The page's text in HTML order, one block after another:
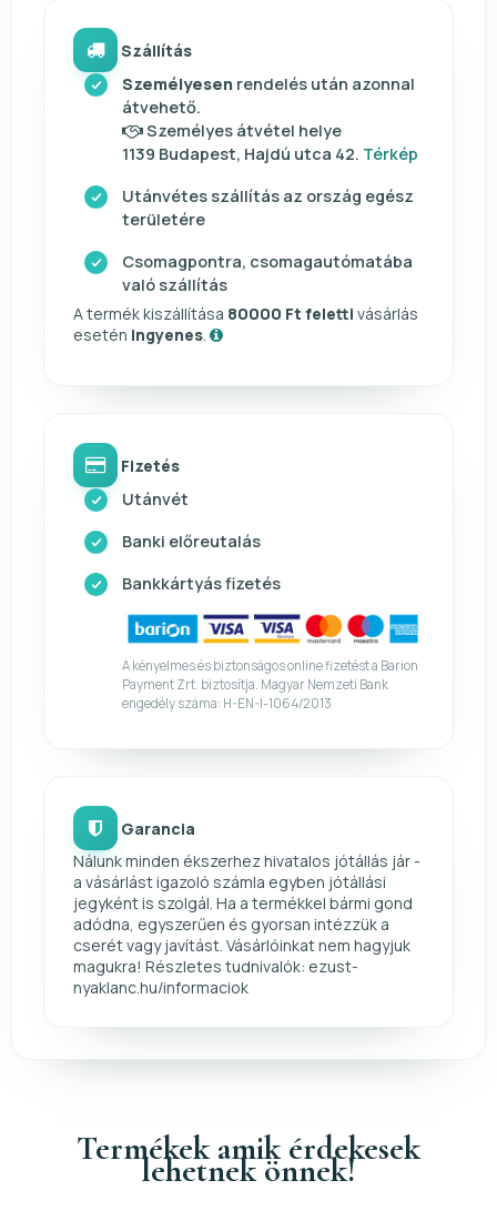
Szállítás
Személyesen rendelés után azonnal
átvehető.
Személyes átvétel helye
1139 Budapest, Hajdú utca 42. Térkép
Utánvétes szállítás az ország egész
területére
Csomagpontra, csomagautómatába
való szállítás
A termék kiszállítása 80000 Ft feletti vásárlás
esetén ingyenes
Fizetés
Utánvét
Banki előreutalás
Bankkártyás fizetés
A kényelmes és biztonságos online fizetést a Barion
Payment Zrt. biztosítja. Magyar Nemzeti Bank
engedély száma: H-EN-I-1064/2013
Garancia
Nálunk minden ékszerhez hivatalos jótállás jár -
a vásárlást igazoló számla egyben jótállási
jegyként is szolgál. Ha a termékkel bármi gond
adódna, egyszerűen és gyorsan intézzük a
cserét vagy javítást. Vásárlóinkat nem hagyjuk
magukra! Részletes tudnivalók: ezust-
nyaklanc.hu/informaciok
Termékek amik érdekesek
lehetnek önnek!